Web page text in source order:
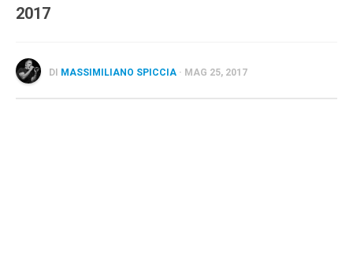
Videogame
Chi siamo
Contattaci
2017
DI MASSIMILIANO SPICCIA · MAG 25, 2017